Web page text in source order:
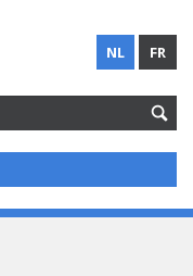
FR
NL